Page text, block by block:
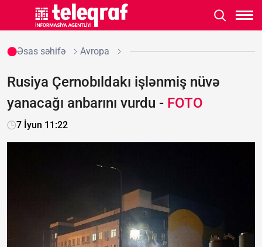
Əsas səhifə Avropa
Rusiya Çernobıldakı işlənmiş nüvə
yanacağı anbarını vurdu - FOTO
7 İyun 11:22